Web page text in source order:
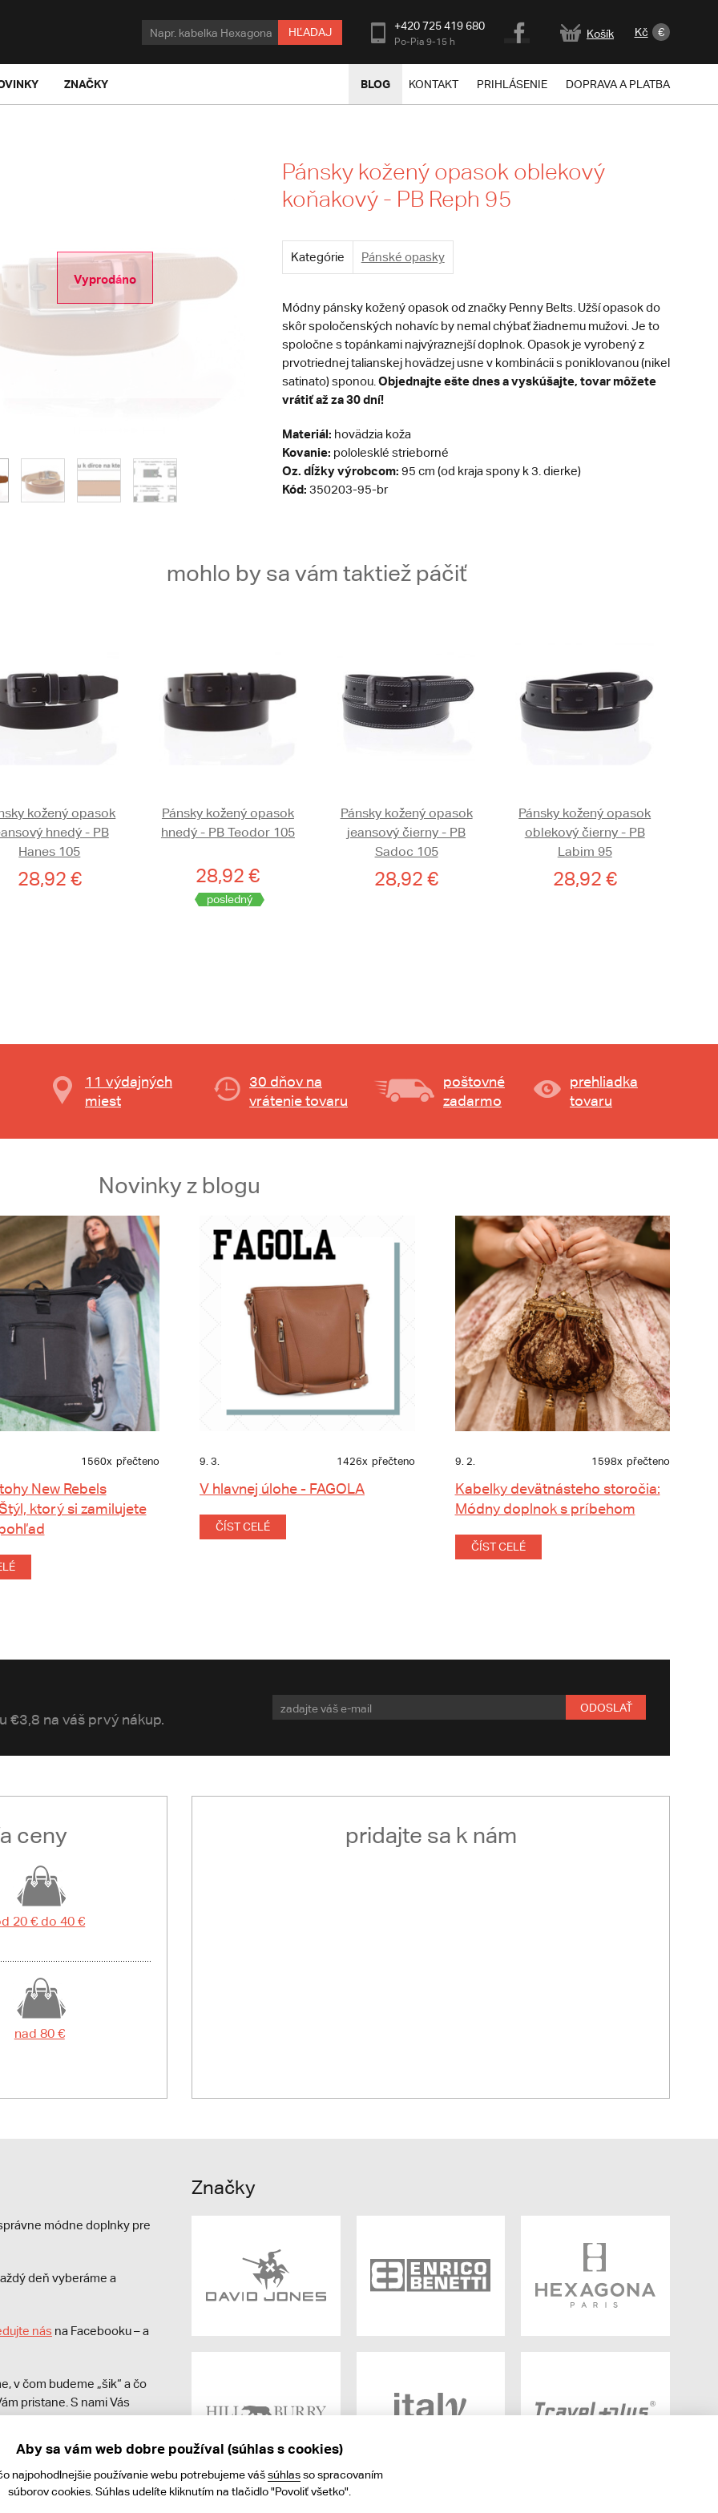
HĽADAJ +420 725 419 680
Po-Pia 9-15 h
Košík Kč €
ZNAČKY BLOG KONTAKT PRIHLÁSENIE DOPRAVA A PLATBA
Vyprodáno
Pánsky kožený opasok oblekový
koňakový - PB Reph 95
Kategórie Pánské opasky
Módny pánsky kožený opasok od značky Penny Belts. Užší opasok do
skôr spoločenských nohavíc by nemal chýbať žiadnemu mužovi. Je to
spoločne s topánkami najvýraznejší doplnok. Opasok je vyrobený z
prvotriednej talianskej hovädzej usne v kombinácii s poniklovanou (nikel
satinato) sponou. Objednajte ešte dnes a vyskúšajte, tovar môžete
vrátiť až za 30 dní!
Materiál: hovädzia koža
Kovanie: pololesklé strieborné
Oz. dĺžky výrobcom: 95 cm (od kraja spony k 3. dierke)
Kód: 350203-95-br
mohlo by sa vám taktiež páčiť
kožený opasok
hnedý - PB
Hanes 105
28,92 €
Pánsky kožený opasok
hnedý - PB Teodor 105
28,92 €
posledný
Pánsky kožený opasok
jeansový čierny - PB
Sadoc 105
28,92 €
Pánsky kožený opasok
oblekový čierny - PB
Labim 95
28,92 €
11 výdajných
miest
30 dňov na
vrátenie tovaru
poštovné
zadarmo
prehliadka
tovaru
Novinky z blogu
1560x přečteno
New Rebels
ktorý si zamilujete
9. 3. 1426x přečteno
V hlavnej úlohe - FAGOLA
ČÍST CELÉ
9. 2. 1598x přečteno
Kabelky devätnásteho storočia:
Módny doplnok s príbehom
ČÍST CELÉ
€3,8 na váš prvý nákup.
ODOSLAŤ
ceny
20 € do 40 €
nad 80 €
pridajte sa k nám
módne doplnky pre
deň vyberáme a
nás na Facebooku – a
v čom budeme „šik“ a čo
pristane. S nami Vás
Značky
Aby sa vám web dobre používal (súhlas s cookies)
najpohodlnejšie používanie webu potrebujeme vášsúhlasso spracovaním
súborov cookies. Súhlas udelíte kliknutím na tlačidlo "Povoliť všetko".